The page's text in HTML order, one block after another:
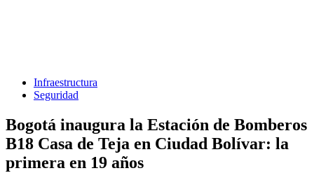
Infraestructura
Seguridad
Bogotá inaugura la Estación de Bomberos
B18 Casa de Teja en Ciudad Bolívar: la
primera en 19 años